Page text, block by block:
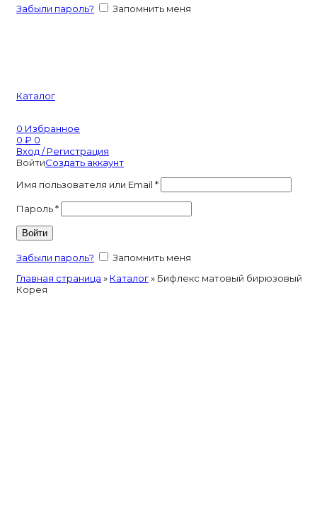
Забыли пароль? Запомнить меня
Каталог
0 Избранное
0 ₽ 0
Вход / Регистрация
ВойтиСоздать аккаунт
Имя пользователя или Email *
Пароль*
Войти
Забыли пароль?
Запомнить меня
Главная страница » Каталог» Бифлекс матовый бирюзовый
Корея